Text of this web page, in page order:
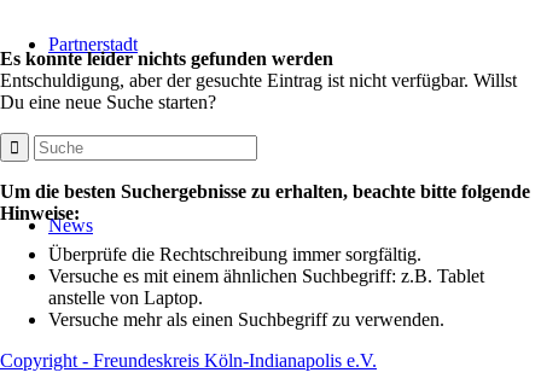
Partnerstadt
News
Es konnte leider nichts gefunden werden
Entschuldigung, aber der gesuchte Eintrag ist nicht verfügbar. Willst
Du eine neue Suche starten?
Um die besten Suchergebnisse zu erhalten, beachte bitte folgende
Hinweise:
Überprüfe die Rechtschreibung immer sorgfältig.
Versuche es mit einem ähnlichen Suchbegriff: z.B. Tablet
anstelle von Laptop.
Versuche mehr als einen Suchbegriff zu verwenden.
Copyright - Freundeskreis Köln-Indianapolis e.V.